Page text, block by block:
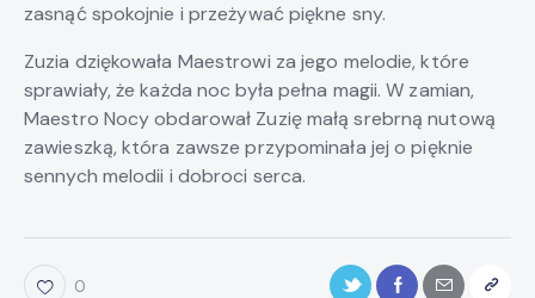
zasnąć spokojnie i przeżywać piękne sny.
Zuzia dziękowała Maestrowi za jego melodie, które
sprawiały, że każda noc była pełna magii. W zamian,
Maestro Nocy obdarował Zuzię małą srebrną nutową
zawieszką, która zawsze przypominała jej o pięknie
sennych melodii i dobroci serca.
0